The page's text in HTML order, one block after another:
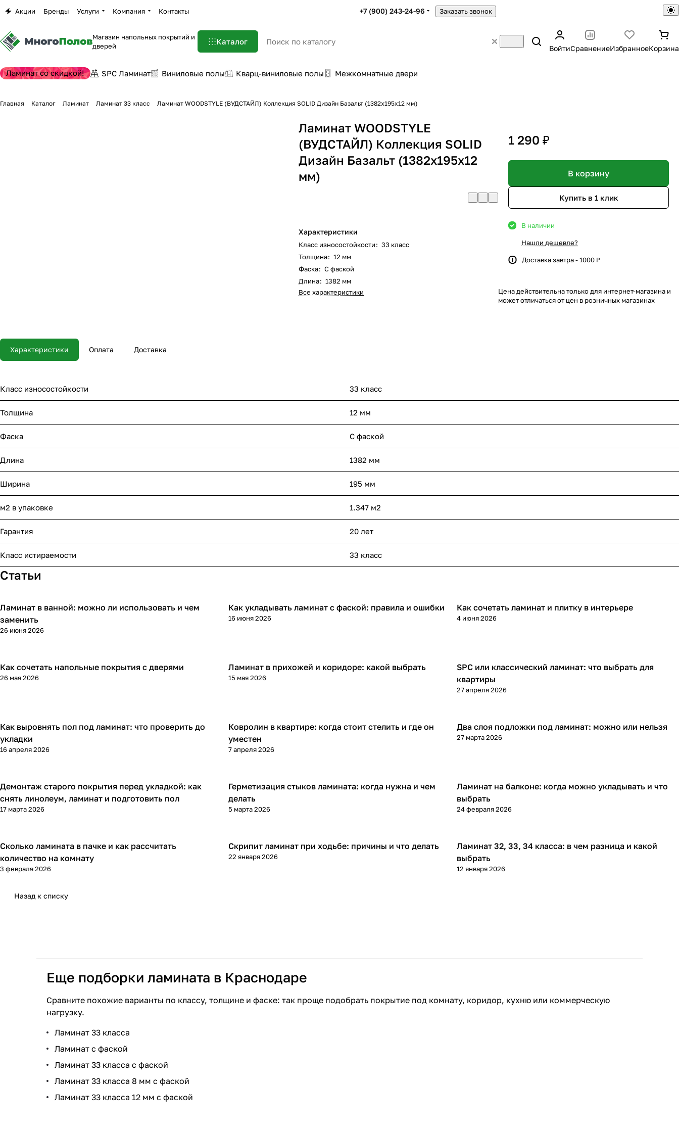
Акции Бренды Услуги Компания Контакты +7 (900) 243-24-96 Заказать звонок
Магазин напольных покрытий и
дверей
Каталог
ВойтиСравнениеИзбранноеКорзина
Ламинат со скидкой! SPC Ламинат Виниловые полы Кварц-виниловые полы Межкомнатные двери
Главная Каталог Ламинат Ламинат 33 класс Ламинат WOODSTYLE (ВУДСТАЙЛ) Коллекция SOLID Дизайн Базальт (1382х195х12 мм)
Ламинат WOODSTYLE
(ВУДСТАЙЛ) Коллекция SOLID
Дизайн Базальт (1382х195х12
мм)
Характеристики
Класс износостойкости: 33 класс
Толщина: 12 мм
Фаска: С фаской
Длина: 1382 мм
Все характеристики
1 290 ₽
В корзину
Купить в 1 клик
В наличии
Нашли дешевле?
Доставка завтра - 1000 ₽
Цена действительна только для интернет-магазина и
может отличаться от цен в розничных магазинах
Характеристики Оплата Доставка
Класс износостойкости 33 класс
Толщина 12 мм
Фаска С фаской
Длина 1382 мм
Ширина 195 мм
м2 в упаковке 1.347 м2
Гарантия 20 лет
Класс истираемости 33 класс
Статьи
Напольные покрытия
Ламинат в ванной: можно ли использовать и чем
заменить
26 июня 2026
Напольные покрытия
Как укладывать ламинат с фаской: правила и ошибки
16 июня 2026
Напольные покрытия
Как сочетать ламинат и плитку в интерьере
4 июня 2026
Напольные покрытия
Как сочетать напольные покрытия с дверями
26 мая 2026
Напольные покрытия
Ламинат в прихожей и коридоре: какой выбрать
15 мая 2026
Напольные покрытия
SPC или классический ламинат: что выбрать для
квартиры
27 апреля 2026
Напольные покрытия
Как выровнять пол под ламинат: что проверить до
укладки
16 апреля 2026
Напольные покрытия
Ковролин в квартире: когда стоит стелить и где он
уместен
7 апреля 2026
Напольные покрытия
Два слоя подложки под ламинат: можно или нельзя
27 марта 2026
Напольные покрытия
Демонтаж старого покрытия перед укладкой: как
снять линолеум, ламинат и подготовить пол
17 марта 2026
Напольные покрытия
Герметизация стыков ламината: когда нужна и чем
делать
5 марта 2026
Напольные покрытия
Ламинат на балконе: когда можно укладывать и что
выбрать
24 февраля 2026
Напольные покрытия
Сколько ламината в пачке и как рассчитать
количество на комнату
3 февраля 2026
Напольные покрытия
Скрипит ламинат при ходьбе: причины и что делать
22 января 2026
Напольные покрытия
Ламинат 32, 33, 34 класса: в чем разница и какой
выбрать
12 января 2026
Назад к списку
Еще подборки ламината в Краснодаре
Сравните похожие варианты по классу, толщине и фаске: так проще подобрать покрытие под комнату, коридор, кухню или коммерческую
нагрузку.
Ламинат 33 класса
Ламинат с фаской
Ламинат 33 класса с фаской
Ламинат 33 класса 8 мм с фаской
Ламинат 33 класса 12 мм с фаской